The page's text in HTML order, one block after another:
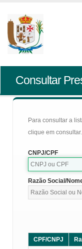
Consultar
Para consultar a
clique em consultar.
CNPJ/CPF
Razão Social/
CPF/CNPJ